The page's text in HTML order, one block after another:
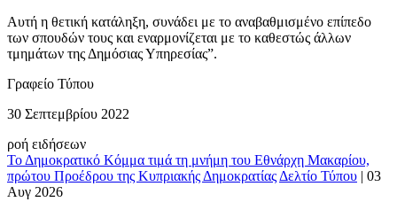
Αυτή η θετική κατάληξη, συνάδει με το αναβαθμισμένο επίπεδο
των σπουδών τους και εναρμονίζεται με το καθεστώς άλλων
τμημάτων της Δημόσιας Υπηρεσίας”.
Γραφείο Τύπου
30 Σεπτεμβρίου 2022
ροή ειδήσεων
Το Δημοκρατικό Κόμμα τιμά τη μνήμη του Εθνάρχη Μακαρίου,
πρώτου Προέδρου της Κυπριακής Δημοκρατίας Δελτίο Τύπου | 03
Αυγ 2026